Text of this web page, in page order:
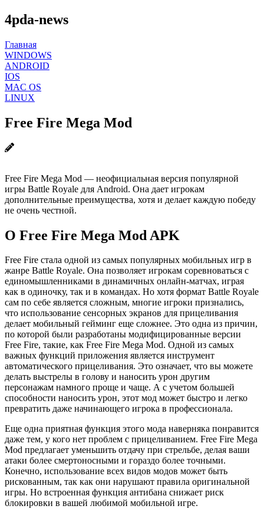
4pda-news
Главная
WINDOWS
ANDROID
IOS
MAC OS
LINUX
Free Fire Mega Mod
Free Fire Mega Mod — неофициальная версия популярной
игры Battle Royale для Android. Она дает игрокам
дополнительные преимущества, хотя и делает каждую победу
не очень честной.
О Free Fire Mega Mod APK
Free Fire стала одной из самых популярных мобильных игр в
жанре Battle Royale. Она позволяет игрокам соревноваться с
единомышленниками в динамичных онлайн-матчах, играя
как в одиночку, так и в командах. Но хотя формат Battle Royale
сам по себе является сложным, многие игроки признались,
что использование сенсорных экранов для прицеливания
делает мобильный гейминг еще сложнее. Это одна из причин,
по которой были разработаны модифицированные версии
Free Fire, такие, как Free Fire Mega Mod. Одной из самых
важных функций приложения является инструмент
автоматического прицеливания. Это означает, что вы можете
делать выстрелы в голову и наносить урон другим
персонажам намного проще и чаще. А с учетом большей
способности наносить урон, этот мод может быстро и легко
превратить даже начинающего игрока в профессионала.
Еще одна приятная функция этого мода наверняка понравится
даже тем, у кого нет проблем с прицеливанием. Free Fire Mega
Mod предлагает уменьшить отдачу при стрельбе, делая ваши
атаки более смертоносными и гораздо более точными.
Конечно, использование всех видов модов может быть
рискованным, так как они нарушают правила оригинальной
игры. Но встроенная функция антибана снижает риск
блокировки в вашей любимой мобильной игре.